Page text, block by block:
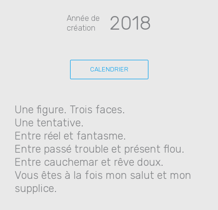
Année de
création
2018
Une figure. Trois faces.
Une tentative.
Entre réel et fantasme.
Entre passé trouble et présent flou.
Entre cauchemar et rêve doux.
Vous êtes à la fois mon salut et mon
supplice.
CALENDRIER